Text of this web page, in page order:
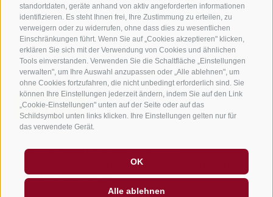
standortdaten, geräte anhand von aktiv angeforderten informationen
identifizieren. Es steht Ihnen frei, Ihre Zustimmung zu erteilen, zu
verweigern oder zu widerrufen, ohne dass dies zu wesentlichen
Einschränkungen führt. Wenn Sie auf „Cookies akzeptieren" klicken,
erklären Sie sich mit der Verwendung von Cookies und ähnlichen
Tools einverstanden. Verwenden Sie die Schaltfläche „Einstellungen
verwalten", um Ihre Auswahl anzupassen oder „Alle ablehnen", um
ohne Cookies fortzufahren, die nicht unbedingt erforderlich sind. Sie
können Ihre Einstellungen jederzeit ändern, indem Sie auf den Link
„Cookie-Einstellungen" unten auf der Seite oder auf das
Schildsymbol unten links klicken. Ihre Einstellungen gelten nur für
das verwendete Gerät.
OK
Alle ablehnen
Impressum Sitemap
Barrierefreiheit
Privacy
created with passion by